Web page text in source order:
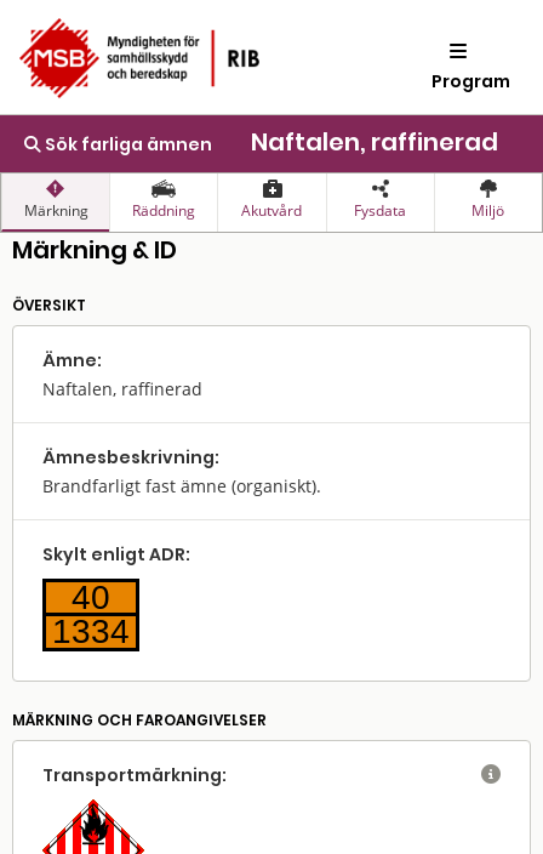
Program
Sök farliga ämnen Naftalen, raffinerad
Märkning Räddning Akutvård Fysdata Miljö
Märkning & ID
ÖVERSIKT
Ämne:
Naftalen, raffinerad
Ämnes­beskrivning:
Brandfarligt fast ämne (organiskt).
Skylt enligt ADR:
40
1334
MÄRKNING OCH FAROANGIVELSER
Transport­märkning: 